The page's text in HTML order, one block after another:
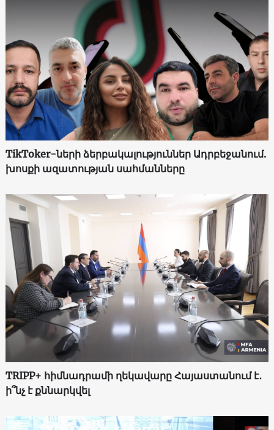
TikToker-ների ձերբակալություններ Ադրբեջանում.
խոսքի ազատության սահմանները
TRIPP+ հիմնադրամի ղեկավարը Հայաստանում է․
ի՞նչ է քննարկվել